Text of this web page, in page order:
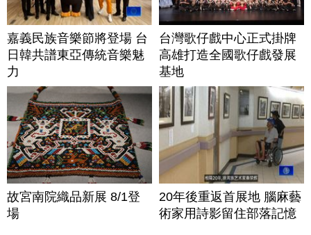
嘉義民族音樂節將登場 台
日韓共譜東亞傳統音樂魅
力
台灣歌仔戲中心正式掛牌
高雄打造全國歌仔戲發展
基地
故宮南院織品新展 8/1登
場
20年後重返首展地 腦麻藝
術家用詩影留住部落記憶